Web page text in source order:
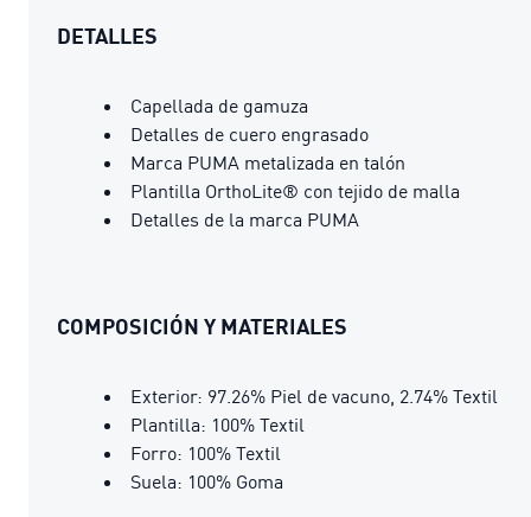
DETALLES
Capellada de gamuza
Detalles de cuero engrasado
Marca PUMA metalizada en talón
Plantilla OrthoLite® con tejido de malla
Detalles de la marca PUMA
COMPOSICIÓN Y MATERIALES
Exterior: 97.26% Piel de vacuno, 2.74% Textil
Plantilla: 100% Textil
Forro: 100% Textil
Suela: 100% Goma